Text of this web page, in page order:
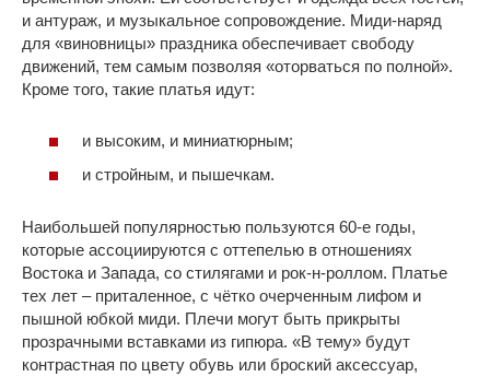
и антураж, и музыкальное сопровождение. Миди-наряд
для «виновницы» праздника обеспечивает свободу
движений, тем самым позволяя «оторваться по полной».
Кроме того, такие платья идут:
и высоким, и миниатюрным;
и стройным, и пышечкам.
Наибольшей популярностью пользуются 60-е годы,
которые ассоциируются с оттепелью в отношениях
Востока и Запада, со стилягами и рок-н-роллом. Платье
тех лет – приталенное, с чётко очерченным лифом и
пышной юбкой миди. Плечи могут быть прикрыты
прозрачными вставками из гипюра. «В тему» будут
контрастная по цвету обувь или броский аксессуар,